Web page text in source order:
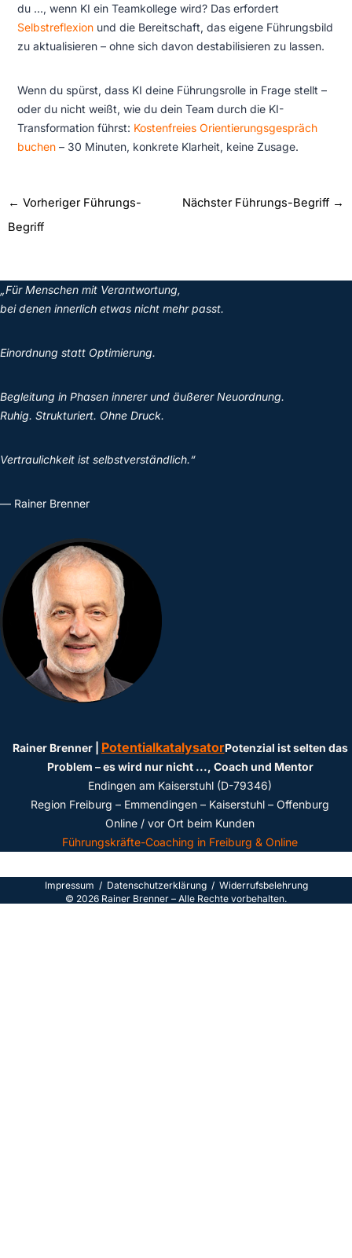
du ..., wenn KI ein Teamkollege wird? Das erfordert
Selbstreflexionund die Bereitschaft, das eigene Führungsbild
zu aktualisieren – ohne sich davon destabilisieren zu lassen.
Wenn du spürst, dass KI deine Führungsrolle in Frage stellt –
oder du nicht weißt, wie du dein Team durch die KI-
Transformation führst: Kostenfreies Orientierungsgespräch
buchen– 30 Minuten, konkrete Klarheit, keine Zusage.
← Vorheriger Führungs-
Begriff
Nächster Führungs-Begriff →
„Für Menschen mit Verantwortung,
bei denen innerlich etwas nicht mehr passt.
Einordnung statt Optimierung.
Begleitung in Phasen innerer und äußerer Neuordnung.
Ruhig. Strukturiert. Ohne Druck.
Vertraulichkeit ist selbstverständlich.“
— Rainer Brenner
Rainer Brenner | PotentialkatalysatorPotenzial ist selten das
Problem – es wird nur nicht ..., Coach und Mentor
Endingen am Kaiserstuhl (D-79346)
Region Freiburg – Emmendingen – Kaiserstuhl – Offenburg
Online / vor Ort beim Kunden
Führungskräfte-Coaching in Freiburg & Online
Impressum / Datenschutzerklärung / Widerrufsbelehrung
© 2026 Rainer Brenner – Alle Rechte vorbehalten.